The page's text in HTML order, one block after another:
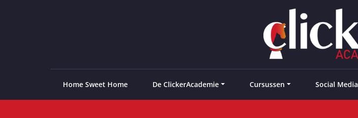
Home Sweet Home De ClickerAcademie Cursussen Social Media